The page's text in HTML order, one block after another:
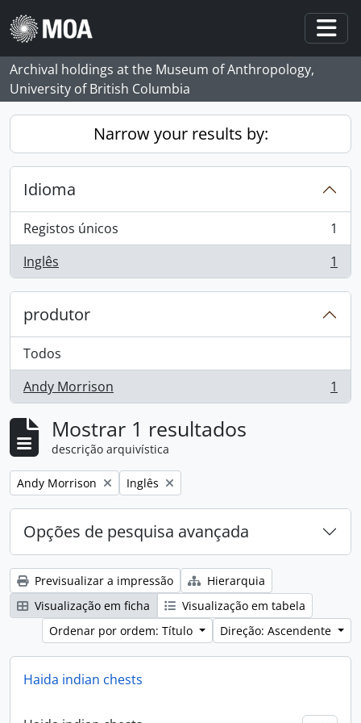
Skip to main content
Archival holdings at the Museum of Anthropology,
University of British Columbia
Narrow your results by:
Idioma
Registos únicos
, 1 resultados
1
Inglês
, 1 resultados 1
produtor
Todos
Andy Morrison
, 1 resultados 1
Mostrar 1 resultados
descrição arquivística
Remove filter:
Andy Morrison Remove filter:
Inglês
Opções de pesquisa avançada
Previsualizar a impressão
Hierarquia
Visualização em ficha
Visualização em tabela
Ordenar por ordem: Título
Direção: Ascendente
Haida indian chests